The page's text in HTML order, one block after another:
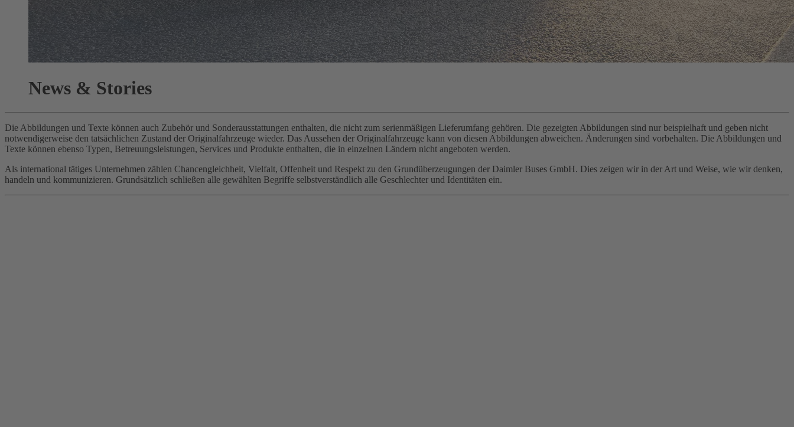
News & Stories
Die Abbildungen und Texte können auch Zubehör und Sonderausstattungen enthalten, die nicht zum serienmäßigen Lieferumfang gehören. Die gezeigten Abbildungen sind nur beispielhaft und geben nicht
notwendigerweise den tatsächlichen Zustand der Originalfahrzeuge wieder. Das Aussehen der Originalfahrzeuge kann von diesen Abbildungen abweichen. Änderungen sind vorbehalten. Die Abbildungen und
Texte können ebenso Typen, Betreuungsleistungen, Services und Produkte enthalten, die in einzelnen Ländern nicht angeboten werden.
Als international tätiges Unternehmen zählen Chancengleichheit, Vielfalt, Offenheit und Respekt zu den Grundüberzeugungen der Daimler Buses GmbH. Dies zeigen wir in der Art und Weise, wie wir denken,
handeln und kommunizieren. Grundsätzlich schließen alle gewählten Begriffe selbstverständlich alle Geschlechter und Identitäten ein.